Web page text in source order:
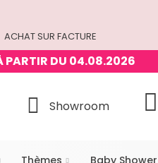
ACHAT SUR FACTURE
PARTIR DU 04.08.2026
Showroom